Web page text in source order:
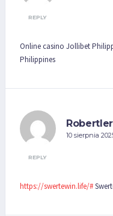
REPLY
Online casino Jollibet
Philippines
Robertler
10 sierpnia
REPLY
https://swertewin.life/#